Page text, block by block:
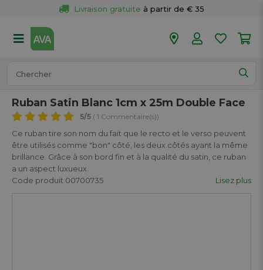
Livraison gratuite à partir de € 35
50 magasins
Ruban Satin Blanc 1cm x 25m Double Face
5/5 ( 1 Commentaire(s))
Ce ruban tire son nom du fait que le recto et le verso peuvent
être utilisés comme "bon" côté, les deux côtés ayant la même
brillance. Grâce à son bord fin et à la qualité du satin, ce ruban
a un aspect luxueux.
Code produit 00700735
Lisez plus